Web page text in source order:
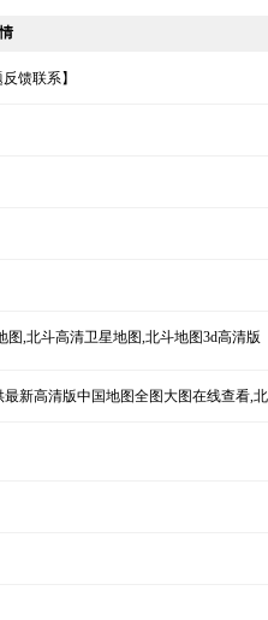
馈联系】
图,北斗高清卫星地图,北斗地图3d高清版
新高清版中国地图全图大图在线查看,